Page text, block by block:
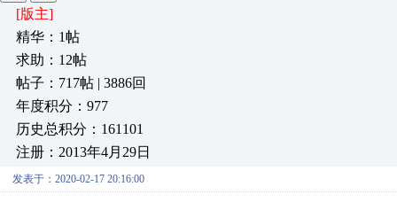
[版主]
精华：1帖
求助：12帖
帖子：717帖 | 3886回
年度积分：977
历史总积分：161101
注册：2013年4月29日
发表于：2020-02-17 20:16:00